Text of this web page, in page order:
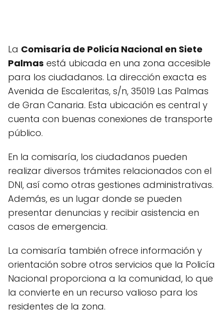
La Comisaría de Policía Nacional en Siete
Palmas está ubicada en una zona accesible
para los ciudadanos. La dirección exacta es
Avenida de Escaleritas, s/n, 35019 Las Palmas
de Gran Canaria. Esta ubicación es central y
cuenta con buenas conexiones de transporte
público.
En la comisaría, los ciudadanos pueden
realizar diversos trámites relacionados con el
DNI, así como otras gestiones administrativas.
Además, es un lugar donde se pueden
presentar denuncias y recibir asistencia en
casos de emergencia.
La comisaría también ofrece información y
orientación sobre otros servicios que la Policía
Nacional proporciona a la comunidad, lo que
la convierte en un recurso valioso para los
residentes de la zona.